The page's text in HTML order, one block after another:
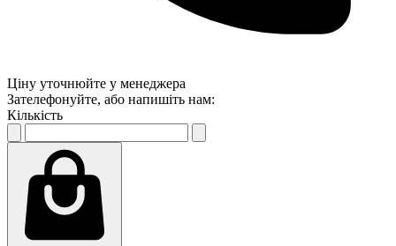
Ціну уточнюйте у менеджера
Зателефонуйте, або напишіть нам:
Кількість